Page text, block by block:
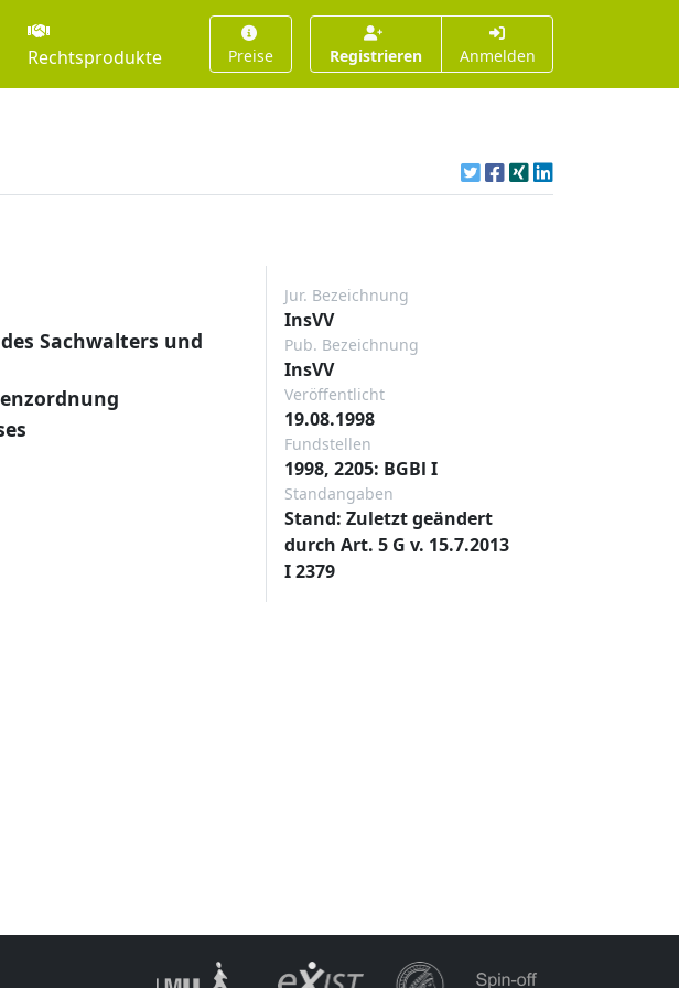
Rechtsprodukte Preise Registrieren Anmelden
Sachwalters und
Jur. Bezeichnung
InsVV
Pub. Bezeichnung
InsVV
Veröffentlicht
19.08.1998
Fundstellen
1998, 2205: BGBl I
Standangaben
Stand: Zuletzt geändert
durch Art. 5 G v. 15.7.2013
I 2379